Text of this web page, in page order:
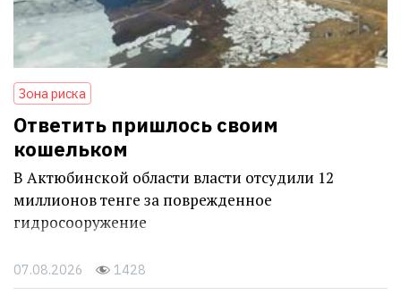
Зона риска
Ответить пришлось своим
кошельком
В Актюбинской области власти отсудили 12
миллионов тенге за поврежденное
гидросооружение
07.08.2026 1428